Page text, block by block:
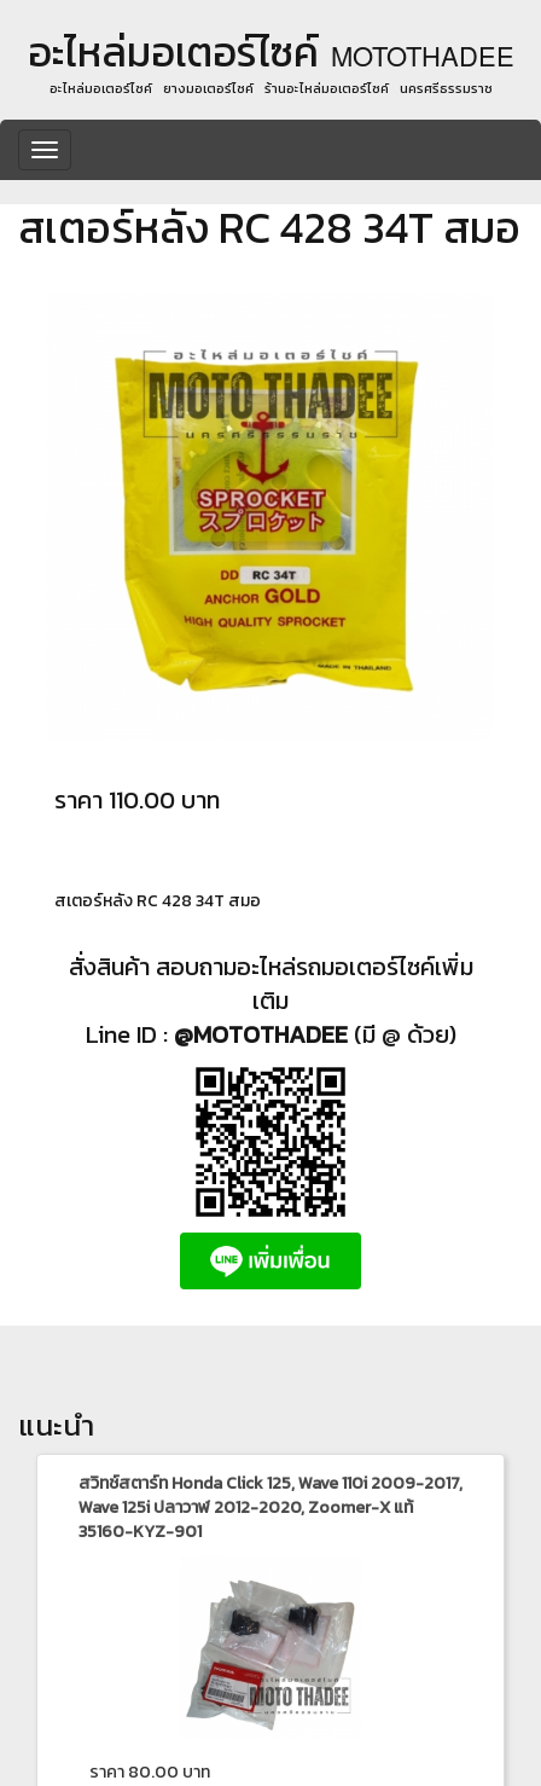
อะไหล่มอเตอร์ไซค์ MOTOTHADEE
อะไหล่มอเตอร์ไซค์ ยางมอเตอร์ไซค์ ร้านอะไหล่มอเตอร์ไซค์ นครศรีธรรมราช
Toggle
navigation
สเตอร์หลัง RC 428 34T สมอ
ราคา 110.00 บาท
สเตอร์หลัง RC 428 34T สมอ
สั่งสินค้า สอบถามอะไหล่รถมอเตอร์ไซค์เพิ่ม
เติม
Line ID : @MOTOTHADEE(มี @ ด้วย)
แนะนำ
สวิทช์สตาร์ท Honda Click 125, Wave 110i 2009-2017,
Wave 125i ปลาวาฬ 2012-2020, Zoomer-X แท้
35160-KYZ-901
ราคา 80.00 บาท